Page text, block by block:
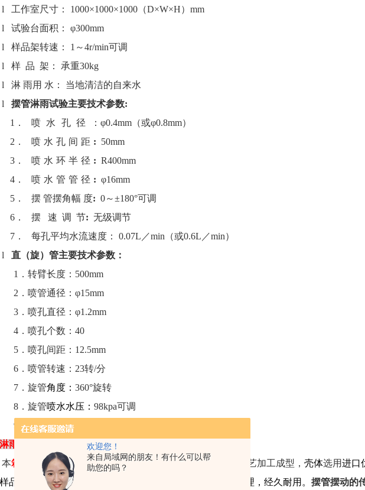
欢迎您！
来自局域网的朋友！有什么可以帮
助您的吗？
l
工作室尺寸： 1000×1000×1000 （D×W×H） mm
l
试验台面积： φ300mm
l
样品架转速： 1 ～4r/min可调
l
样 品 架： 承重30kg
l
淋 雨用 水 ： 当地清洁的自来水
l
摆管淋雨试验主要技术参数:
1．
喷水孔径 ：φ0.4mm （或φ0.8mm）
2．
喷水孔间距 : 50mm
3．
喷水环半径 : R400mm
4．
喷水管管径 : φ16mm
5．
摆 管摆角幅 度: 0～±180°可调
6．
摆 速 调 节: 无级调节
7．
每孔平均水流速度： 0.07L ／min （或0.6L ／min）
l
直（旋）管主要技术参数：
1． 转臂长度： 500mm
2． 喷管通径： φ15mm
3． 喷孔直径：φ1.2mm
4． 喷孔个数： 40
5． 喷孔间距： 12.5mm
6． 喷管转速： 23转/分
7． 旋管角度： 360°旋转
8． 旋管喷水水压： 98kpa可调
9．旋管水流量：
雨试验箱
结构设计及配置
本箱式淋雨试验箱 防水试验设备选用优质材料，使用良好工艺加工成型， 壳体选用进口
品架及其它附件配件均为不锈钢或铜质材料制作，设计合理，经久耐用。 摆管摆动的